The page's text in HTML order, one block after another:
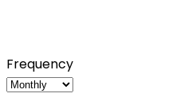
Frequency